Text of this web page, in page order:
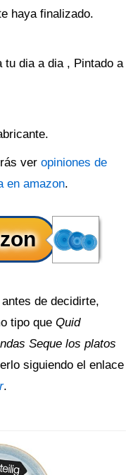
haya finalizado.
tu dia a dia , Pintado a
ver opiniones de
en amazon.
de decidirte,
tipo que Quid
Seque los platos
siguiendo el enlace
.